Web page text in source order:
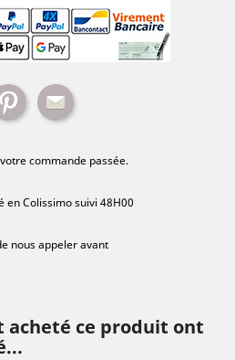
Pinterest
commande passée.
en Colissimo suivi 48H00
nous appeler avant
acheté ce produit ont